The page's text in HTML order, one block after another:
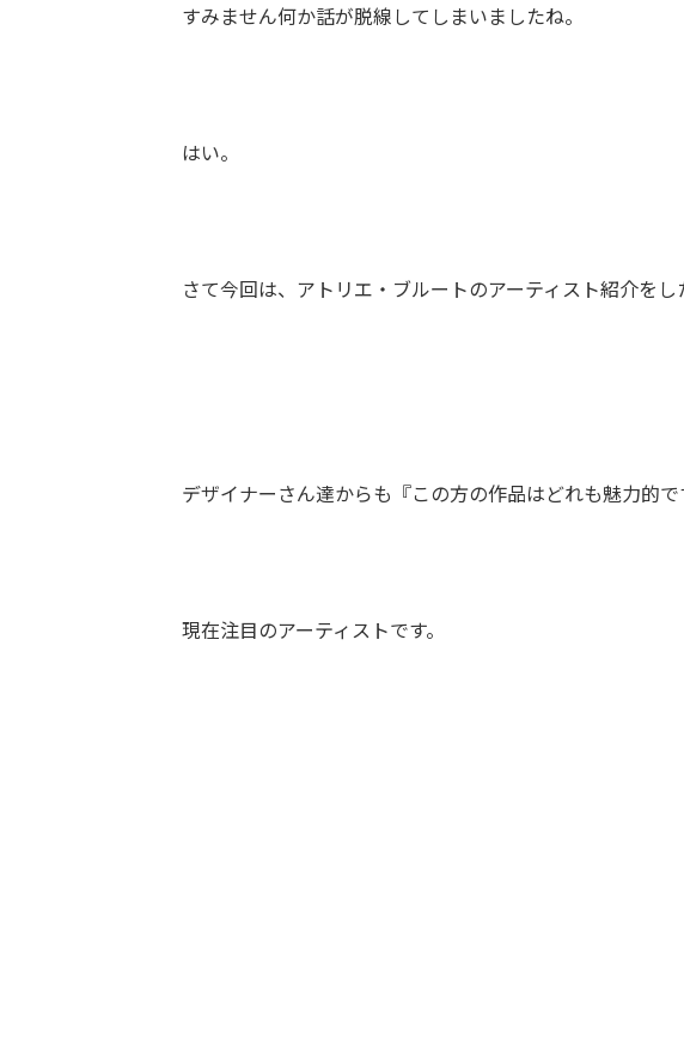
すみません何か話が脱線してしまいましたね。
はい。
さて今回は、アトリエ・ブルートのアーティスト紹介をし
デザイナーさん達からも『この方の作品はどれも魅力的
現在注目のアーティストです。